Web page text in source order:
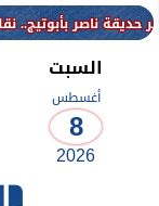
السبت
أغسطس
8
2026